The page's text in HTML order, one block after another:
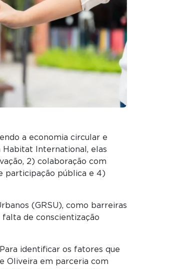
a economia circular e
Habitat International, elas
2) colaboração com
participação pública e 4)
(GRSU), como barreiras
de conscientização
identificar os fatores que
Oliveira em parceria com